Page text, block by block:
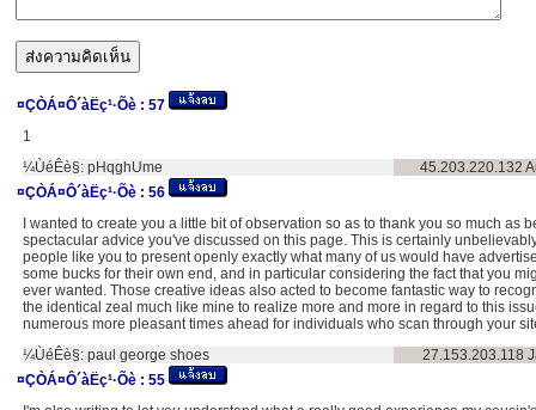
¤ÇÒÁ¤Ô´àËç¹·Õè : 57
1
¼ÙéÊè§: pHqghUme 45.203.220.132
¤ÇÒÁ¤Ô´àËç¹·Õè : 56
I wanted to create you a little bit of observation so as to thank you so much as
spectacular advice you've discussed on this page. This is certainly
people like you to present openly exactly what many of us would have
some bucks for their own end, and in particular considering the fact that you
ever wanted. Those creative ideas also acted to become fantastic way to
the identical zeal much like mine to realize more and more in regard to this
numerous more pleasant times ahead for individuals who scan through your
¼ÙéÊè§: paul george shoes 27.153.203.118
¤ÇÒÁ¤Ô´àËç¹·Õè : 55